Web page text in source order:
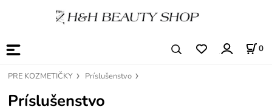
0
PRE KOZMETIČKY Príslušenstvo
Príslušenstvo